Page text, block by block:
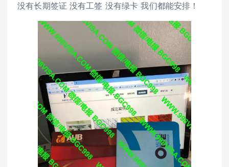
没有长期签证 没有工签 没有绿卡 我们都能安排！